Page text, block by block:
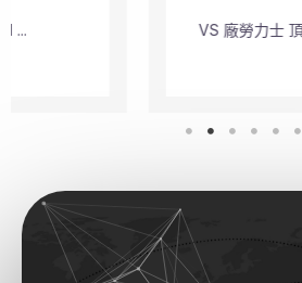
VS 廠勞力士 頂級 復刻 錶